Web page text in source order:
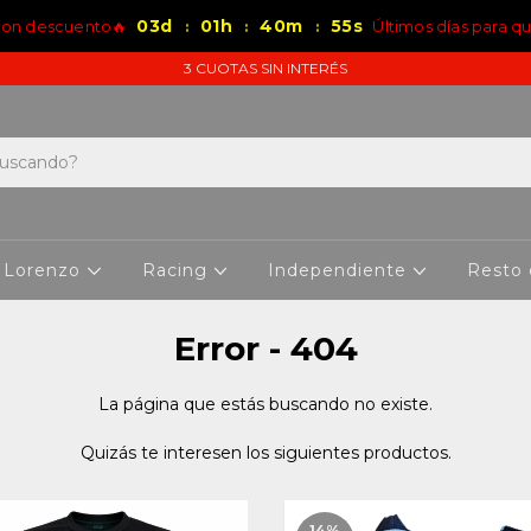
descuento🔥 03d : 01h : 40m : 54s Últimos días para
3 CUOTAS SIN INTERÉS
Lorenzo Racing Independiente Resto
Error - 404
La página que estás buscando no existe.
Quizás te interesen los siguientes productos.